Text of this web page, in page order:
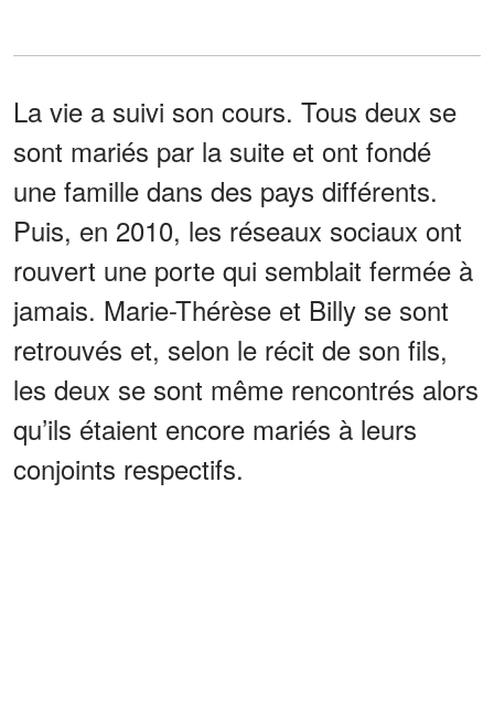
La vie a suivi son cours. Tous deux se
sont mariés par la suite et ont fondé
une famille dans des pays différents.
Puis, en 2010, les réseaux sociaux ont
rouvert une porte qui semblait fermée à
jamais. Marie-Thérèse et Billy se sont
retrouvés et, selon le récit de son fils,
les deux se sont même rencontrés alors
qu’ils étaient encore mariés à leurs
conjoints respectifs.